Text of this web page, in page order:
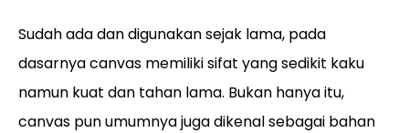
Sudah ada dan digunakan sejak lama, pada
dasarnya canvas memiliki sifat yang sedikit kaku
namun kuat dan tahan lama. Bukan hanya itu,
canvas pun umumnya juga dikenal sebagai bahan